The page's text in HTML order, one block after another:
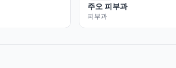
주오 피부과
피부과